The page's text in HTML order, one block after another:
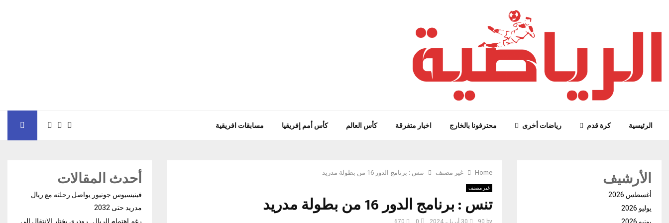
الرئيسية كرة قدم رياضات أخرى محترفونا بالخارج اخبار متفرقة كأس العالم كأس أمم إفريقيا مسابقات افريقية
Home غير مصنف تنس : برنامج الدور 16 من بطولة مدريد
غير مصنف
تنس : برنامج الدور 16 من بطولة مدريد
by
90 30 أبريل، 2024 0
670
الأرشيف
أغسطس 2026
يوليو 2026
يونيو 2026
أحدث المقالات
فينيسيوس جونيور يواصل رحلته مع ريال
مدريد حتى 2032
رغم إهتمام الريال.. رودري يختار الإنتقال إلى